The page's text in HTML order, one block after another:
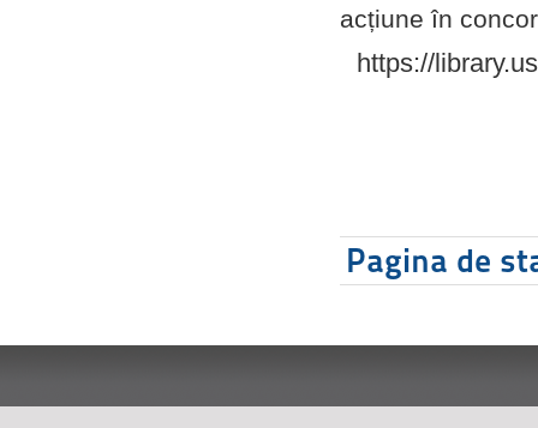
acțiune în
https://
Pagina de